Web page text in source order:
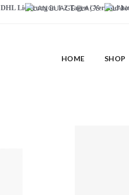
DHL Lieferung in 1-2 Tagen | Versand
HOME SHOP